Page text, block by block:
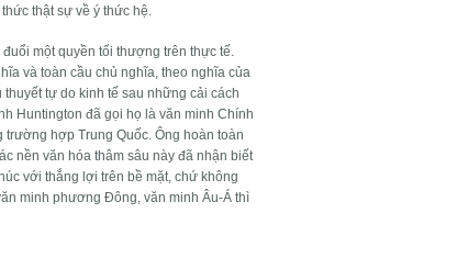
thật sự về ý thức hệ.
một quyền tối thượng trên thực tế.
và toàn cầu chủ nghĩa, theo nghĩa của
tự do kinh tế sau những cải cách
Huntington đã gọi họ là văn minh Chính
hợp Trung Quốc. Ông hoàn toàn
nền văn hóa thâm sâu này đã nhận biết
với thắng lợi trên bề mặt, chứ không
minh phương Đông, văn minh Âu-Á thì